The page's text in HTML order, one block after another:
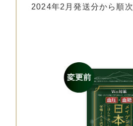
2024年2月発送分から順次